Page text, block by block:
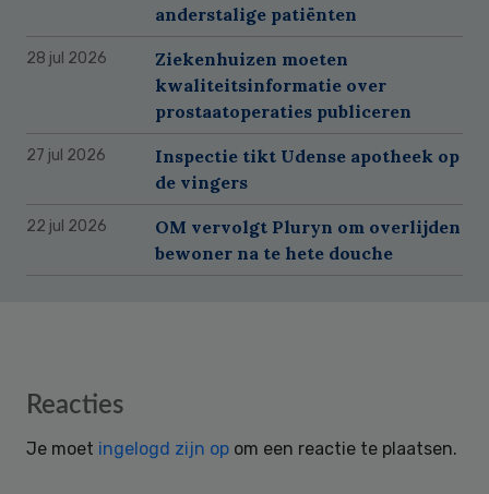
anderstalige patiënten
28 jul 2026
Ziekenhuizen moeten
kwaliteitsinformatie over
prostaatoperaties publiceren
27 jul 2026
Inspectie tikt Udense apotheek op
de vingers
22 jul 2026
OM vervolgt Pluryn om overlijden
bewoner na te hete douche
Reader
Reacties
Je moet ingelogd zijn op om een reactie te plaatsen.